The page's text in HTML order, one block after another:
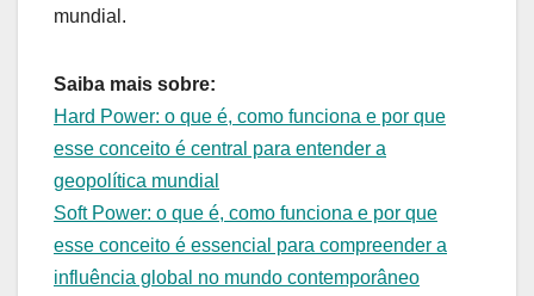
mundial.
Saiba mais sobre:
Hard Power: o que é, como funciona e por que
esse conceito é central para entender a
geopolítica mundial
Soft Power: o que é, como funciona e por que
esse conceito é essencial para compreender a
influência global no mundo contemporâneo